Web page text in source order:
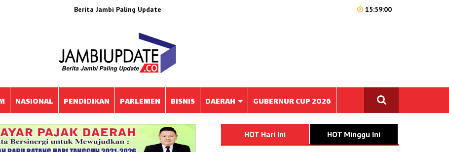
Berita Jambi Paling Update 15:59:00
NASIONAL PENDIDIKAN PARLEMEN BISNIS DAERAH GUBERNUR CUP 2026
HOT Hari Ini HOT Minggu Ini